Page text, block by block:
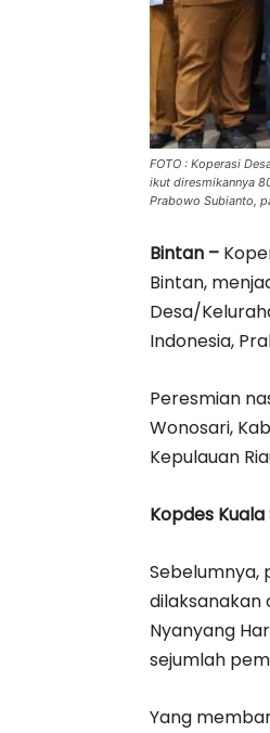
FOTO : Koperasi
ikut diresmikannya
Prabowo Subianto,
Bintan –
Bintan,
Desa/
Indonesia,
Peresmian
Wonosari,
Kepulauan
Kopdes
Sebelumnya,
dilaksanakan
Nyanyang
sejumlah
Yang